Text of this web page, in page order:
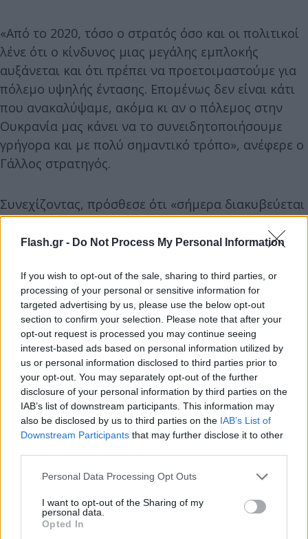
Flash.gr - Do Not Process My Personal Information
If you wish to opt-out of the sale, sharing to third parties, or
processing of your personal or sensitive information for
targeted advertising by us, please use the below opt-out
section to confirm your selection. Please note that after your
opt-out request is processed you may continue seeing
interest-based ads based on personal information utilized by
us or personal information disclosed to third parties prior to
your opt-out. You may separately opt-out of the further
disclosure of your personal information by third parties on the
IAB’s list of downstream participants. This information may
also be disclosed by us to third parties on the IAB’s List of
Downstream Participants that may further disclose it to other
Please note that this website/app uses one or more Google
not limited to your visit or usage behaviour. You may click to
grant or deny consent to Google and its third-party tags to
use your data for below specified purposes in below Google
Personal Data Processing Opt Outs
I want to opt-out of the Sharing of my
personal data.
Opted In
«Από το 2020, τόσο ο στρατός όσο και οι πολιτικοί
λένε ότι ο κίνδυνος μιας μεγάλης εμπλοκής
αυξάνεται και ότι πρέπει να προετοιμαστούμε για
πόλεμο υψηλής έντασης. Επομένως δεν είναι κάτι
που ανακαλύψαμε, ακόμα κι αν ο πόλεμος στην
Ουκρανία μας κάνει να το συνειδητοποιήσουμε
γρήγορα και με πολύ σημαντικό τρόπο», ανέφερε ο
Γάλλος στρατηγός.
Συνεχίζοντας, πρόσθεσε ότι «σήμερα διακυβεύεται
η ασφάλεια της ευρωπαϊκής ηπείρου. Δεν
μπορούμε να θεωρήσουμε, ότι ο πόλεμος στην
στην Ουκρανία μας αφορά, διότι εμπλεκόμαστε
στις συνέπειές του. Ως εκ τούτου, οι Ευρωπαίοι
πρέπει να μπορούν να αναλάβουν κινδύνους για να
εγγυηθούν την ασφάλεια στην Ευρώπη την επόμενη
δεκαετία.»